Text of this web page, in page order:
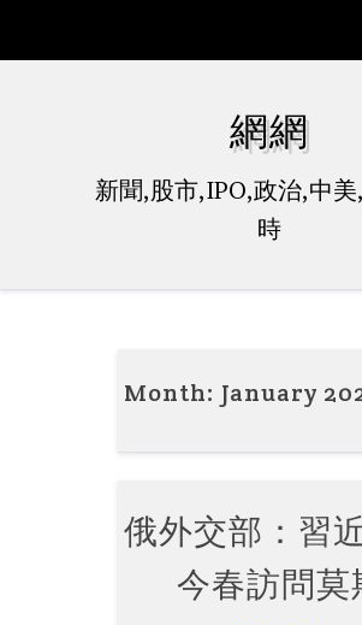
網網
新聞,股市,IPO,政治,中
時
Month: January
俄外交部：習
今春訪問莫